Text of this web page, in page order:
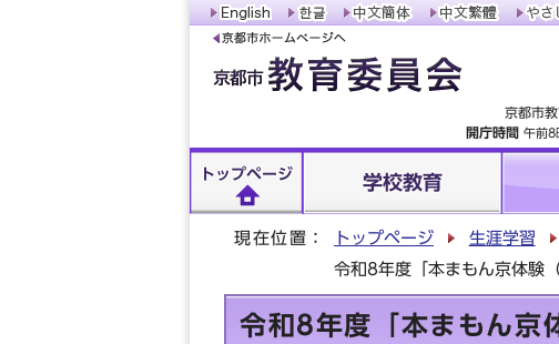
京都市
開庁時間 午前8
トップページ 学校教育
現在位置： トップページ 生涯学習
令和8年度「本まもん京体験
令和8年度「本まもん京